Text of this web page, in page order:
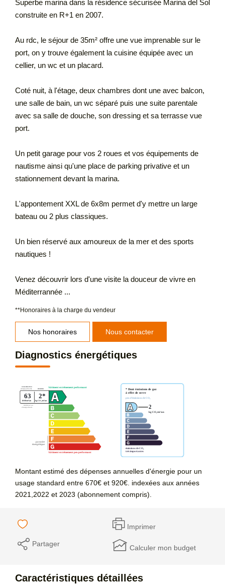
Superbe marina dans la résidence sécurisée Marina del Sol
construite en R+1 en 2007.
Au rdc, le séjour de 35m² offre une vue imprenable sur le
port, on y trouve également la cuisine équipée avec un
cellier, un wc et un placard.
Coté nuit, à l'étage, deux chambres dont une avec balcon,
une salle de bain, un wc séparé puis une suite parentale
avec sa salle de douche, son dressing et sa terrasse vue
port.
Un petit garage pour vos 2 roues et vos équipements de
nautisme ainsi qu'une place de parking privative et un
stationnement devant la marina.
L'appontement XXL de 6x8m permet d'y mettre un large
bateau ou 2 plus classiques.
Un bien réservé aux amoureux de la mer et des sports
nautiques !
Venez découvrir lors d'une visite la douceur de vivre en
Méditerrannée ...
**Honoraires à la charge du vendeur
Nos honoraires Nous contacter
Diagnostics énergétiques
Montant estimé des dépenses annuelles d'énergie pour un
usage standard entre 670€ et 920€. indexées aux années
2021,2022 et 2023 (abonnement compris).
Imprimer
Partager Calculer mon budget
Caractéristiques détaillées